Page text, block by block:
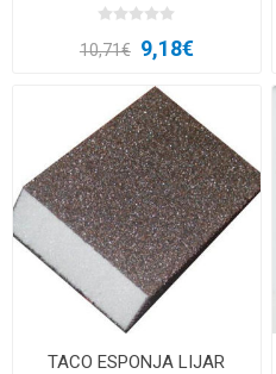
10,71€ 9,18€
TACO ESPONJA LIJAR